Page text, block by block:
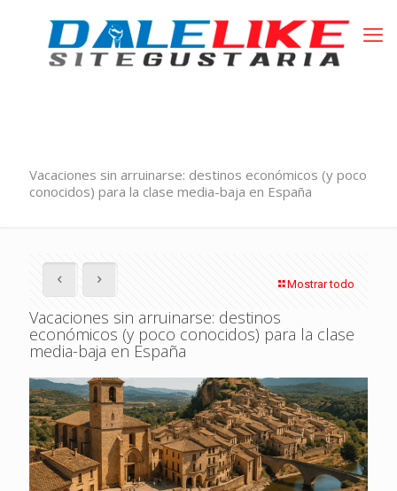
Vacaciones sin arruinarse: destinos económicos (y poco
conocidos) para la clase media-baja en España
Mostrar todo
Vacaciones sin arruinarse: destinos
económicos (y poco conocidos) para la clase
media-baja en España